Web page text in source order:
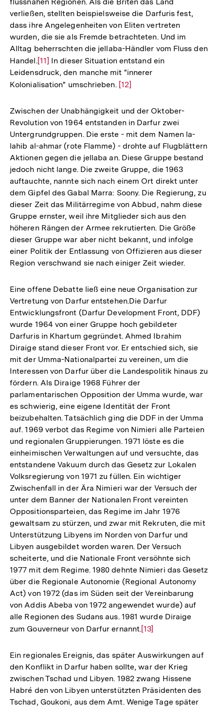
verließen, stellten beispielsweise die Darfuris fest,
dass ihre Angelegenheiten von Eliten vertreten
wurden, die sie als Fremde betrachteten. Und im
Alltag beherrschten die jellaba-Händler vom Fluss den
Handel.Zur
Auflösung
der
[11] In dieser Situation entstand ein
Leidensdruck, den manche mit "innerer
Kolonialisation" umschrieben. Zur
der
Fußnote
[12]
Zwischen der Unabhängigkeit und der Oktober-
Revolution von 1964 entstanden in Darfur zwei
Untergrundgruppen. Die erste - mit dem Namen la-
lahib al-ahmar (rote Flamme) - drohte auf Flugblättern
Aktionen gegen die jellaba an. Diese Gruppe bestand
jedoch nicht lange. Die zweite Gruppe, die 1963
auftauchte, nannte sich nach einem Ort direkt unter
dem Gipfel des Gabal Marra: Soony. Die Regierung, zu
dieser Zeit das Militärregime von Abbud, nahm diese
Gruppe ernster, weil ihre Mitglieder sich aus den
höheren Rängen der Armee rekrutierten. Die Größe
dieser Gruppe war aber nicht bekannt, und infolge
einer Politik der Entlassung von Offizieren aus dieser
Region verschwand sie nach einiger Zeit wieder.
Eine offene Debatte ließ eine neue Organisation zur
Vertretung von Darfur entstehen.Die Darfur
Entwicklungsfront (Darfur Development Front, DDF)
wurde 1964 von einer Gruppe hoch gebildeter
Darfuris in Khartum gegründet. Ahmed Ibrahim
Diraige stand dieser Front vor. Er entschied sich, sie
mit der Umma-Nationalpartei zu vereinen, um die
Interessen von Darfur über die Landespolitik hinaus zu
fördern. Als Diraige 1968 Führer der
parlamentarischen Opposition der Umma wurde, war
es schwierig, eine eigene Identität der Front
beizubehalten. Tatsächlich ging die DDF in der Umma
auf. 1969 verbot das Regime von Nimieri alle Parteien
und regionalen Gruppierungen. 1971 löste es die
einheimischen Verwaltungen auf und versuchte, das
entstandene Vakuum durch das Gesetz zur Lokalen
Volksregierung von 1971 zu füllen. Ein wichtiger
Zwischenfall in der Ära Nimieri war der Versuch der
unter dem Banner der Nationalen Front vereinten
Oppositionsparteien, das Regime im Jahr 1976
gewaltsam zu stürzen, und zwar mit Rekruten, die mit
Unterstützung Libyens im Norden von Darfur und
Libyen ausgebildet worden waren. Der Versuch
scheiterte, und die Nationale Front versöhnte sich
1977 mit dem Regime. 1980 dehnte Nimieri das Gesetz
über die Regionale Autonomie (Regional Autonomy
Act) von 1972 (das im Süden seit der Vereinbarung
von Addis Abeba von 1972 angewendet wurde) auf
alle Regionen des Sudans aus. 1981 wurde Diraige
zum Gouverneur von Darfur ernannt.Zur
der
Fußnote
[13]
Ein regionales Ereignis, das später Auswirkungen auf
den Konflikt in Darfur haben sollte, war der Krieg
zwischen Tschad und Libyen. 1982 zwang Hissene
Habré den von Libyen unterstützten Präsidenten des
Tschad, Goukoni, aus dem Amt. Wenige Tage später